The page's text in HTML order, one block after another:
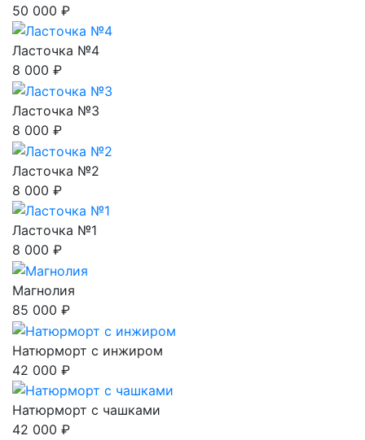
50 000 ₽
Ласточка №4
8 000 ₽
Ласточка №3
8 000 ₽
Ласточка №2
8 000 ₽
Ласточка №1
8 000 ₽
Магнолия
85 000 ₽
Натюрморт с инжиром
42 000 ₽
Натюрморт с чашками
42 000 ₽